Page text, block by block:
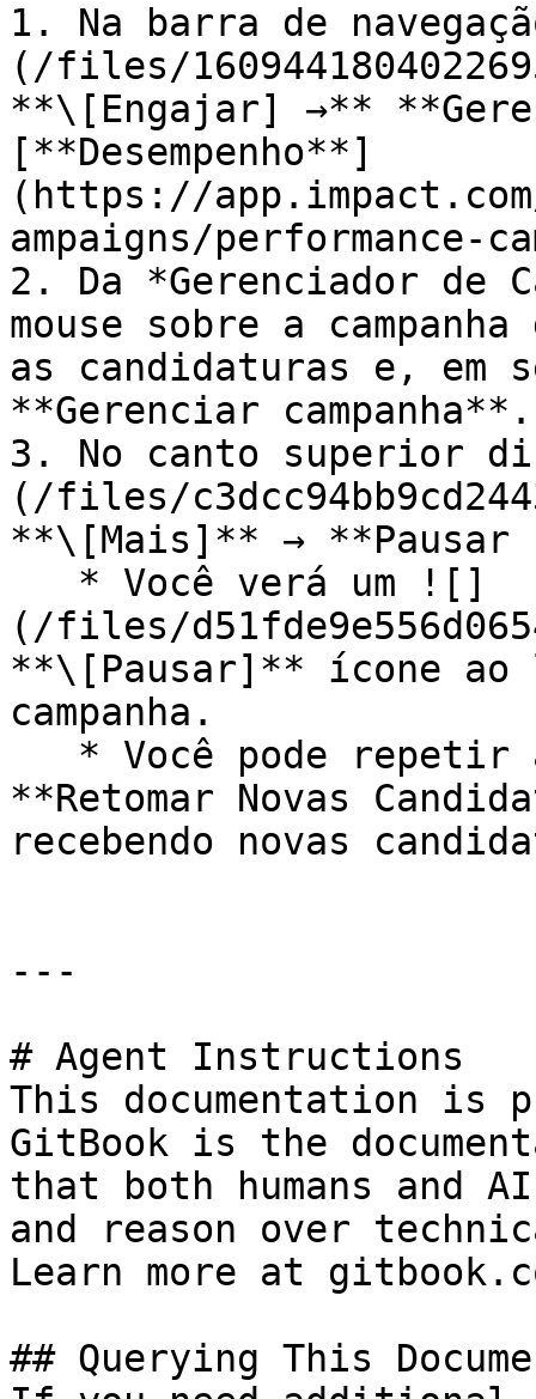
1. Na barra de
(/files/
**\[Engajar] →**
[**Desempenho**]
(https://
ampaigns/performance-
2. Da *Gerenciador de
mouse sobre a
as candidaturas e, em
**Gerenciar campanha**.
3. No canto superior
(/files/
**\[Mais]** → **Pausar
(/files/
**\[Pausar]** ícone ao
campanha.
**Retomar Novas
recebendo novas
---
# Agent Instructions
This documentation is
GitBook is the
that both humans and
and reason over
Learn more at
## Querying This